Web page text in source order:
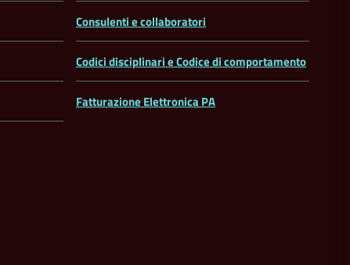
Consulenti e collaboratori
Codici disciplinari e Codice di comportamento
Fatturazione Elettronica PA